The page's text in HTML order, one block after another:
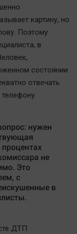
картину, но
Поэтому
в
состоянии
отвечать
нужен
не
Это
с
в
ДТП